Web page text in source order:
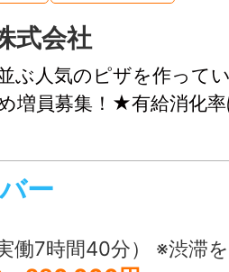
式会社
ぶ人気のピザを作って
増員募集！★有給消化
ー
※渋滞を避けたい方はずらすことも可能 ※配